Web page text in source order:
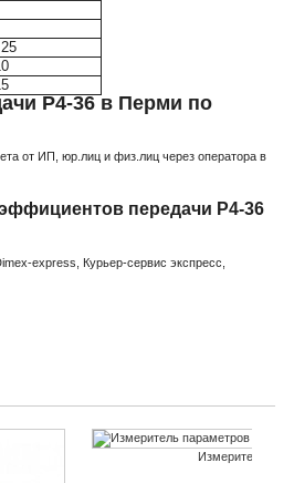
Р4-36 в Перми по
от ИП, юр.лиц и физ.лиц через оператора в
передачи Р4-36
express, Курьер-сервис экспресс,
Измеритель